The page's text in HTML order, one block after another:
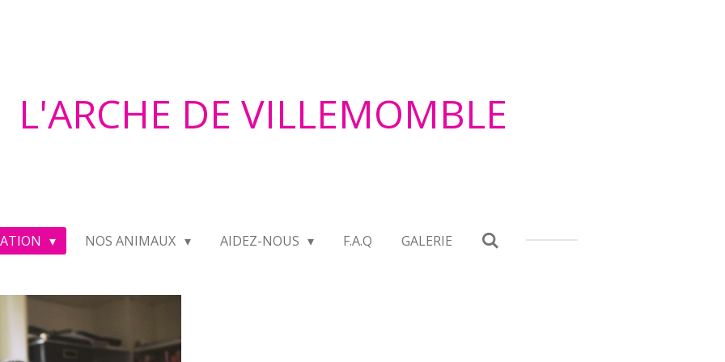
L'ARCHE DE VILLEMOMBLE
NOS ANIMAUX AIDEZ-NOUS F.A.Q GALERIE